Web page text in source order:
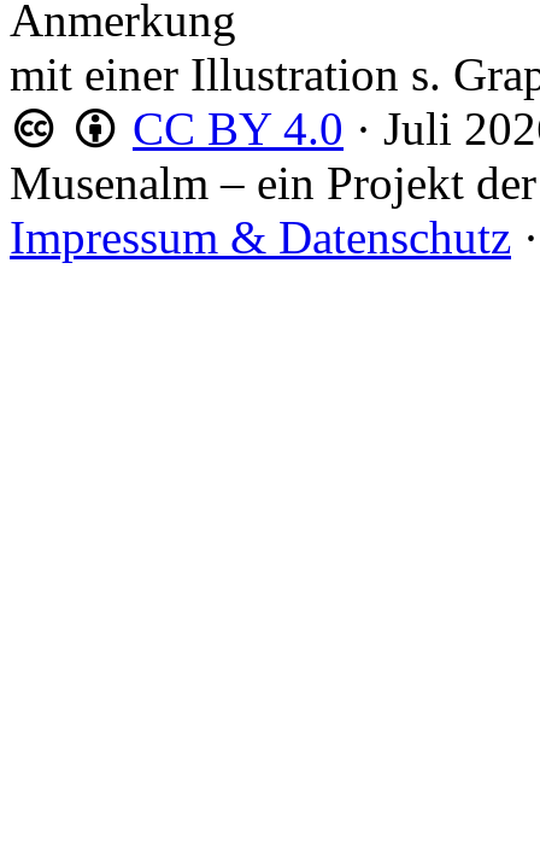
Anmerkung
mit einer Illustration s.
CC BY 4.0 · Juli
Musenalm – ein Projekt der
Impressum & Datenschutz ·